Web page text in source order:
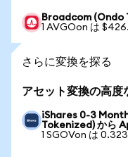
Broadcom (Ondo
1 AVGOon は
さらに変換を探る
アセット変換の高度
iShares 0-3
Tokenized) から
1 SGOVon は